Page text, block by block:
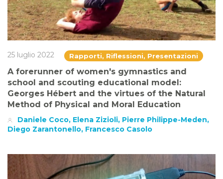
25 luglio 2022 Rapporti, Riflessioni, Presentazioni
A forerunner of women's gymnastics and
school and scouting educational model:
Georges Hébert and the virtues of the Natural
Method of Physical and Moral Education
Daniele Coco, Elena Zizioli, Pierre Philippe-Meden,
Diego Zarantonello, Francesco Casolo